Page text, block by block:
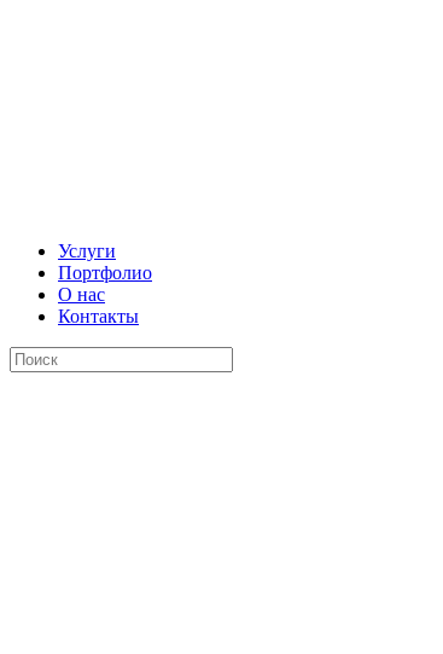
Услуги
Портфолио
О нас
Контакты